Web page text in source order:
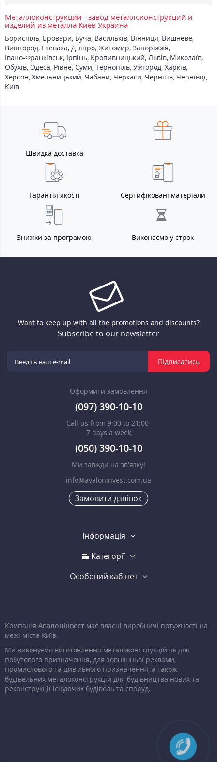
Металлоконструкции - завод металлоконструкций и
изделий из металла Киев Украина
Бориспіль, Бровари, Буча, Васильків, Вінниця, Вишневе,
Вишгород, Глеваха, Дніпро, Житомир, Запоріжжя,
Івано-Франківськ, Ірпінь, Кропивницький, Львів, Миколаїв,
Обухів, Одеса, Рівне, Суми, Тернопіль, Ужгород, Харків,
Херсон, Хмельницький, Чабани, Черкаси, Чернігів, Чернівці,
Київ
Швидка доставка
Гарантія якості Сертифіковані матеріали
Знижки за програмою Виконаємо у строк
Want to keep up with all the promotions and discounts?
Subscribe to our newsletter
Підписатись
Оформити замовлення
(097) 390-10-10
Call us from 9:00 to 21:00
7 days a week
(050) 390-10-10
Ми завжди на зв'язку!
info@avaloninvest.com.ua
Замовити дзвінок
Інформація
Категорії
Особовий кабінет
Компанія Авалонінвест має власні виробничі потужності на
межі міста Київ.
Ми виконуємо виготовлення металоконструкцій як для
побутового призначення, для зовнішньої реклами,
промислового та цивільного призначення, а також
будівельних металоконструкцій для будівництва нових та
реконструкції існуючих будівель та споруд.